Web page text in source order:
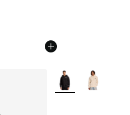
Plus de couleurs